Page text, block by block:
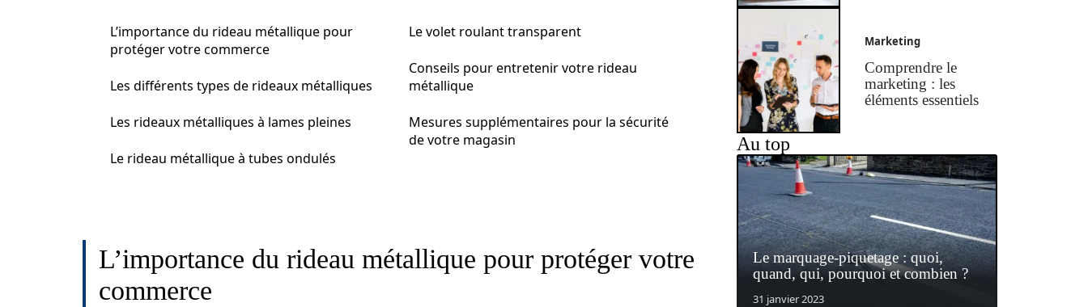
L’importance du rideau métallique pour
protéger votre commerce
Les différents types de rideaux métalliques
Les rideaux métalliques à lames pleines
Le rideau métallique à tubes ondulés
Le volet roulant transparent
Conseils pour entretenir votre rideau
métallique
Mesures supplémentaires pour la sécurité
de votre magasin
L’importance du rideau métallique pour protéger votre
commerce
Marketing
Comprendre le
marketing : les
éléments essentiels
Au top
Le marquage-piquetage : quoi,
quand, qui, pourquoi et combien ?
31 janvier 2023